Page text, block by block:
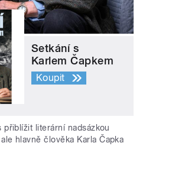
Setkání s
Karlem Čapkem
Koupit
přiblížit literární nadsázkou
hlavně člověka Karla Čapka